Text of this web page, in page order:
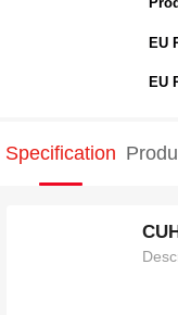
EU
EU
Specification